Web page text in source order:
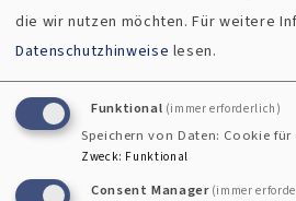
Redaktionell verantwortlich für
Termine
die wir nutzen möchten.Für weitere
Datenschutzhinweise lesen.
Funktional (immer erforderlich)
Speichern von Daten: Cookie
Zweck: Funktional
Consent Manager (immer